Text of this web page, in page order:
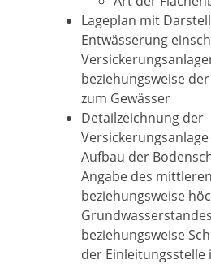
Lageplan mit
Entwässerung
beziehungsweise
zum Gewässer
Detailzeichnung der
Aufbau der
Angabe des mittleren
beziehungsweise
beziehungsweise
der Einleitungsstelle